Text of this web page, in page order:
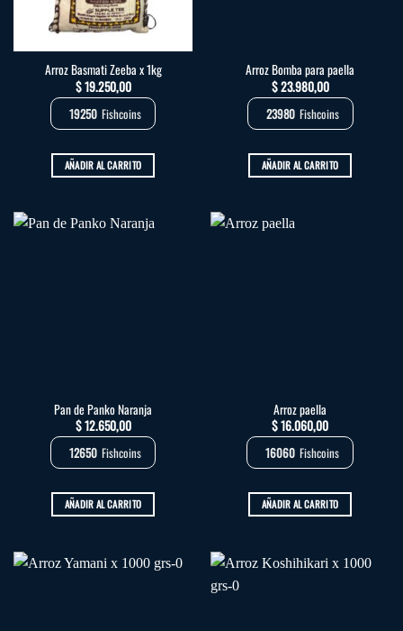
Arroz Basmati Zeeba x 1kg
$19.250,00
19250 Fishcoins
AÑADIR AL CARRITO
Arroz Bomba para paella
$23.980,00
23980 Fishcoins
AÑADIR AL CARRITO
Pan de Panko Naranja
$12.650,00
12650 Fishcoins
AÑADIR AL CARRITO
Arroz paella
$16.060,00
16060 Fishcoins
AÑADIR AL CARRITO